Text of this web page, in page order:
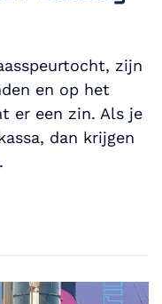
zijn
en op het
er een zin. Als je
dan krijgen